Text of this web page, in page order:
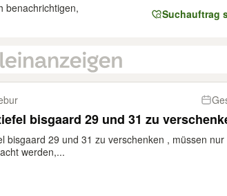
benachrichtigen,
Suchauftrag
bisgaard 29 und 31 zu
bisgaard 29 und 31 zu verschenken , müssen nur
werden,...